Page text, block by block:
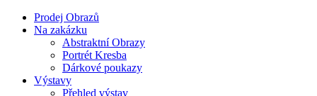
Prodej Obrazů
Na zakázku
Abstraktní Obrazy
Portrét Kresba
Dárkové poukazy
Výstavy
Přehled výstav